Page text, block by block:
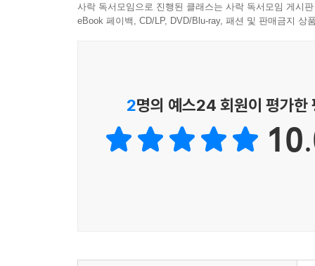
사락 독서모임으로 진행된 클래스는 사락 독서모임 게시
eBook 페이백, CD/LP, DVD/Blu-ray, 패션 및 판매금지 상
2명의 예스24 회원이 평가한